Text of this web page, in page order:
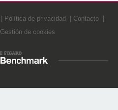
Política de privacidad
Contacto
Gestión de cookies